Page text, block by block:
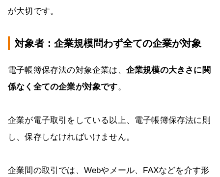
が大切です。
対象者：企業規模問わず全ての企業が対象
電子帳簿保存法の対象企業は、 企業規模の大きさに関
係なく全ての企業が対象です。
企業が電子取引をしている以上、電子帳簿保存法に則
し、保存しなければいけません。
企業間の取引では、Webやメール、FAXなどを介す形